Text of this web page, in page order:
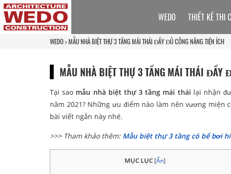
WEDO MẪU NHÀ BIỆT THỰ 3 TẦNG MÁI THÁI ĐẦY ĐỦ CÔNG NĂNG TIỆN ÍCH
MẪU NHÀ BIỆT THỰ 3 TẦNG MÁI THÁI ĐẦY
Tại sao mẫu nhà biệt thự 3 tầng mái thái lại nhận
năm 2021? Những ưu điểm nào làm nên vương
bài viết ngắn này nhé.
>>> Tham khảo thêm: Mẫu biệt thự 3 tầng có bể bơi
MỤC LỤC [Ẩn]
WEDO THIẾT KẾ THI